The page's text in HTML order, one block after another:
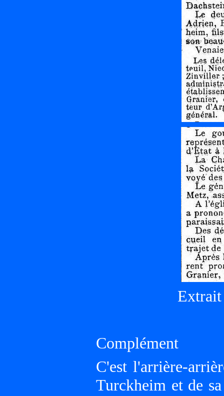
Complément
C'est l'arrière-
Turckheim et de